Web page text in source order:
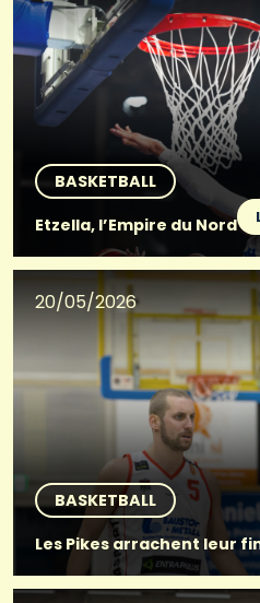
BASKETBALL
Etzella, l’Empire du Nord
20/05/2026
BASKETBALL
Les Pikes arrachent leur